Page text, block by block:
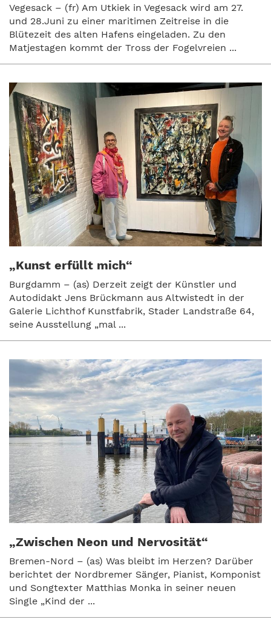
Vegesack – (fr) Am Utkiek in Vegesack wird am 27.
und 28.Juni zu einer maritimen Zeitreise in die
Blütezeit des alten Hafens eingeladen. Zu den
Matjestagen kommt der Tross der Fogelvreien ...
„Kunst erfüllt mich“
Burgdamm – (as) Derzeit zeigt der Künstler und
Autodidakt Jens Brückmann aus Altwistedt in der
Galerie Lichthof Kunstfabrik, Stader Landstraße 64,
seine Ausstellung „mal ...
„Zwischen Neon und Nervosität“
Bremen-Nord – (as) Was bleibt im Herzen? Darüber
berichtet der Nordbremer Sänger, Pianist, Komponist
und Songtexter Matthias Monka in seiner neuen
Single „Kind der ...